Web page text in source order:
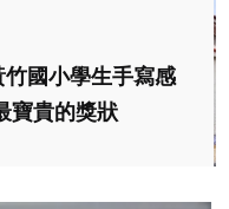
國小學生手寫感
寶貴的獎狀